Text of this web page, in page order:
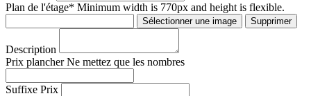
Plan de l'étage* Minimum width is 770px and height is flexible.
Sélectionner une image Supprimer
Description
Prix plancherNe mettez que les nombres
Suffixe Prix